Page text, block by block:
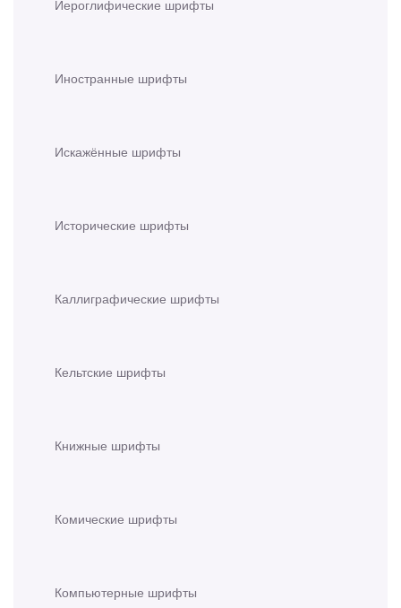
Иероглифические шрифты
Иностранные шрифты
Искажённые шрифты
Исторические шрифты
Каллиграфические шрифты
Кельтские шрифты
Книжные шрифты
Комические шрифты
Компьютерные шрифты